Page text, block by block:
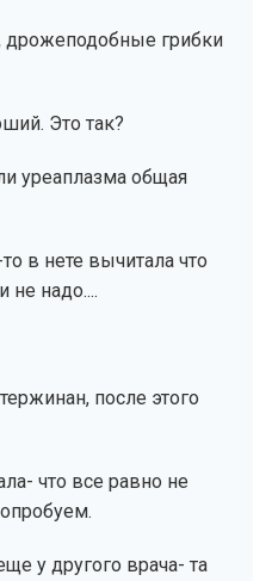
дрожеподобные грибки
Это так?
уреаплазма общая
в нете вычитала что
не надо....
после этого
что все равно не
у другого врача- та